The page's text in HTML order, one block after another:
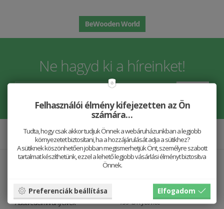
BeWooden World
Ne hagyd ki a híreinket!
Információs oldalak
A mi történetünk
Adatvédelmi irányelvek
Kapcsolat
739 45 Fryčovice
Felhasználói élmény kifejezetten az Ön
számára…
Tudta, hogy csak akkor tudjuk Önnek a webáruházunkban a legjobb
környezetet biztosítani, ha a hozzájárulását adja a sütikhez?
A sütiknek köszönhetően jobban megismerhetjük Önt, személyre szabott
tartalmat készíthetünk, ezzel a lehető legjobb vásárlási élményt biztosítva
Önnek.
Preferenciák beállítása Elfogadom